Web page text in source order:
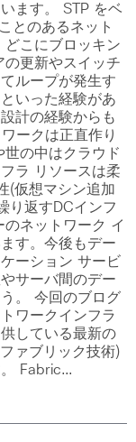
ます。 STP をベ
とのあるネット
どこにブロッキン
の更新やスイッチ
ループが発生す
いった経験があ
計の経験からも
ークは正直作り
の中はクラウド
ラ リソースは柔
(仮想マシン追加
り返すDCインフ
ネットワーク イ
す。今後もデー
ーション サービ
サーバ間のデー
。 今回のブログ
ワークインフラ
している最新の
ァブリック技術)
。 Fabric…